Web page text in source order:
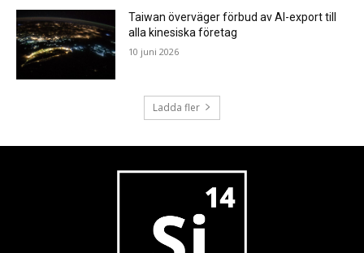
Taiwan överväger förbud av AI-export till
alla kinesiska företag
10 juni 2026
Ladda fler